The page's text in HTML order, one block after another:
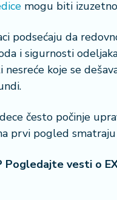
mogu biti
podsećaju da
i sigurnosti
nesreće koje se
često počinje
prvi pogled
Pogledajte vesti o